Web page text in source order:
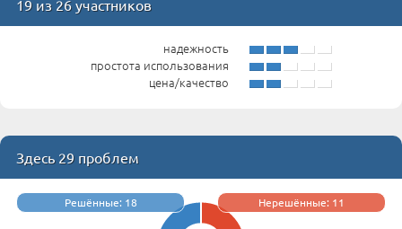
19 из 26 участников
надежность
простота использования
цена/качество
Здесь 29 проблем
Решённые: 18 Нерешённые: 11